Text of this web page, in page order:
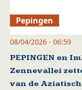
Pepingen
08/04/2026 - 06:59
PEPINGEN en
Zennevallei
van de